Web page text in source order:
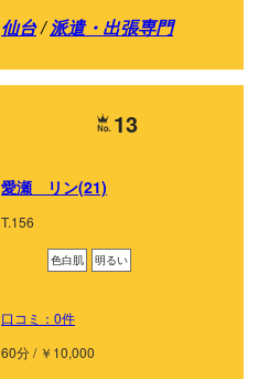
仙台/派遣・出張専門
13
愛瀬 リン(21)
T.156
色白肌 明るい
口コミ：0件
60分 / ￥10,000